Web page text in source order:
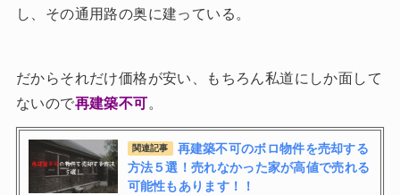
し、その通用路の奥に建っている。
だからそれだけ価格が安い、もちろん私道にしか面して
ないので再建築不可。
関連記事
再建築不可のボロ物件を売却する
方法５選！売れなかった家が高値で売れる
可能性もあります！！